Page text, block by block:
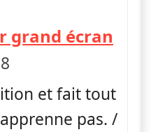
grand écran
et fait tout
pas. /